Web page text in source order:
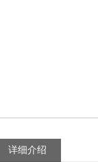
详细介绍